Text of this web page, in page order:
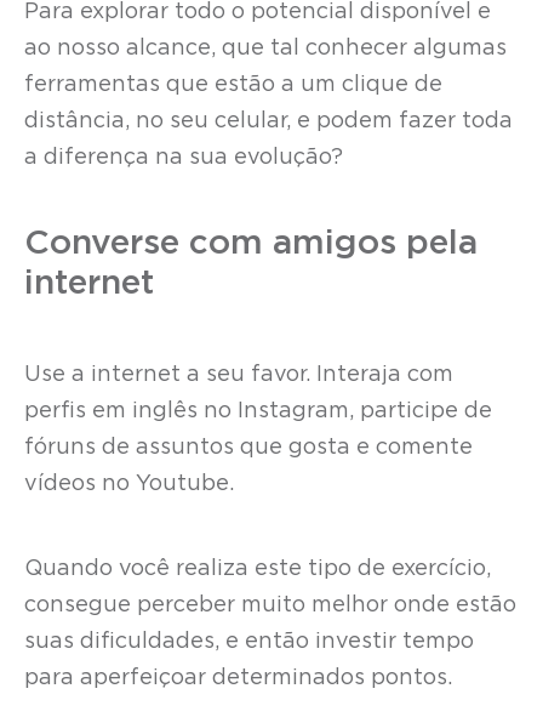
Para explorar todo o potencial disponível e
ao nosso alcance, que tal conhecer algumas
ferramentas que estão a um clique de
distância, no seu celular, e podem fazer toda
a diferença na sua evolução?
Converse com amigos pela
internet
Use a internet a seu favor. Interaja com
perfis em inglês no Instagram, participe de
fóruns de assuntos que gosta e comente
vídeos no Youtube.
Quando você realiza este tipo de exercício,
consegue perceber muito melhor onde estão
suas dificuldades, e então investir tempo
para aperfeiçoar determinados pontos.